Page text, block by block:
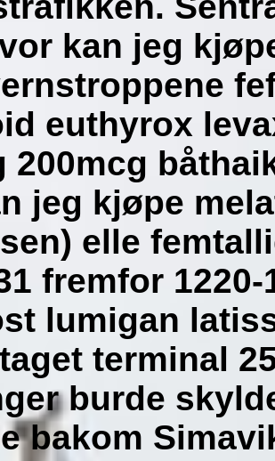
kan jeg
euthyrox
200mcg
jeg kjøpe
elle
fremfor
lumigan
terminal
burde
bakom